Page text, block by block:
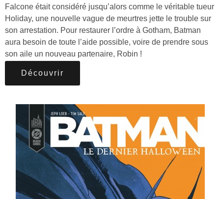
Falcone était considéré jusqu’alors comme le véritable tueur
Holiday, une nouvelle vague de meurtres jette le trouble sur
son arrestation. Pour restaurer l’ordre à Gotham, Batman
aura besoin de toute l’aide possible, voire de prendre sous
son aile un nouveau partenaire, Robin !
Découvrir